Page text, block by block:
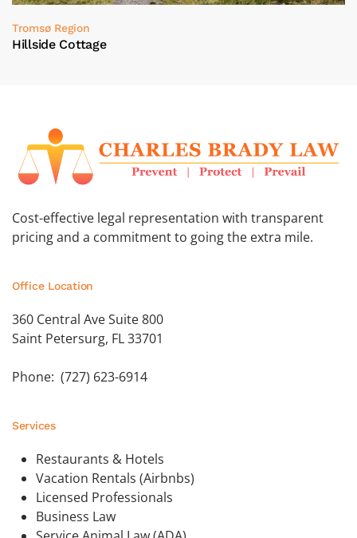
Tromsø Region
Hillside Cottage
Cost-effective legal representation with transparent
pricing and a commitment to going the extra mile.
Office Location
360 Central Ave Suite 800
Saint Petersurg, FL 33701
Phone: (727) 623-6914
Services
Restaurants & Hotels
Vacation Rentals (Airbnbs)
Licensed Professionals
Business Law